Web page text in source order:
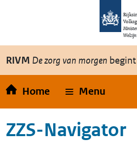
Overslaan en naar de inhoud gaan
RIVM De zorg van morgen
Home Menu
ZZS-Navigator